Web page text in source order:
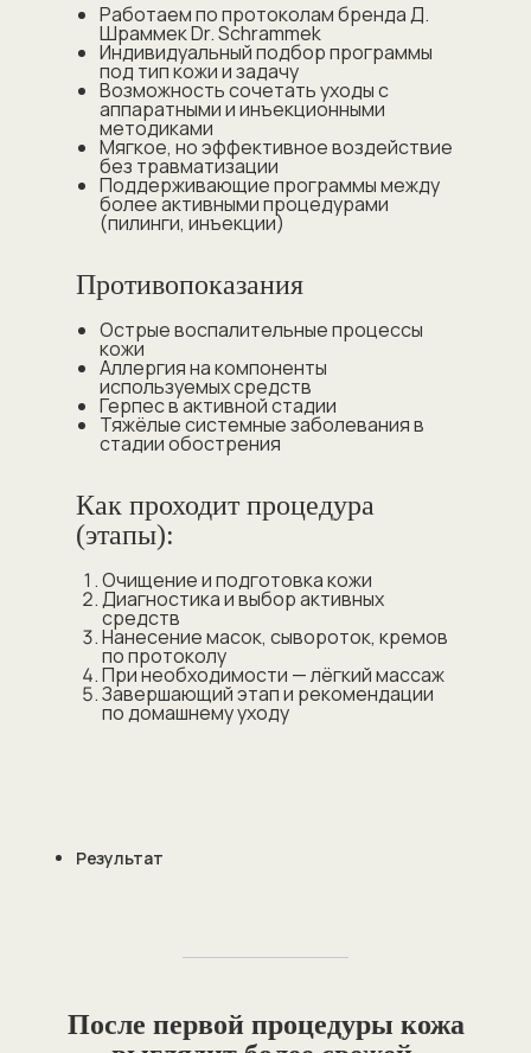
Работаем по протоколам бренда Д.
Шраммек Dr. Schrammek
Индивидуальный подбор программы
под тип кожи и задачу
Возможность сочетать уходы с
аппаратными и инъекционными
методиками
Мягкое, но эффективное воздействие
без травматизации
Поддерживающие программы между
более активными процедурами
(пилинги, инъекции)
Противопоказания
Острые воспалительные процессы
кожи
Аллергия на компоненты
используемых средств
Герпес в активной стадии
Тяжёлые системные заболевания в
стадии обострения
Как проходит процедура
(этапы):
Очищение и подготовка кожи
Диагностика и выбор активных
средств
Нанесение масок, сывороток, кремов
по протоколу
При необходимости — лёгкий массаж
Завершающий этап и рекомендации
по домашнему уходу
Результат
После первой процедуры кожа